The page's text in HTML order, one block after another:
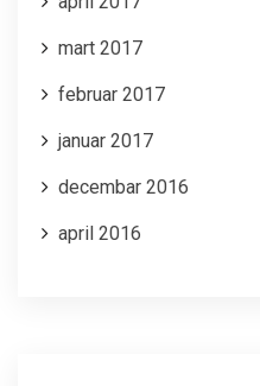
mart 2017
februar 2017
januar 2017
decembar 2016
april 2016